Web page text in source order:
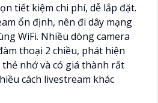
tiết kiệm chi phí, dễ lắp đặt.
ổn định, nên đi dây mạng
WiFi. Nhiều dòng camera
thoại 2 chiều, phát hiện
nhớ và có giá thành rất
cách livestream khác